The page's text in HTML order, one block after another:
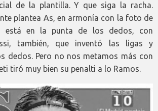
de la plantilla. Y que siga la racha.
plantea As, en armonía con la foto de
está en la punta de los dedos, con
también, que inventó las ligas y
dedos. Pero no nos metamos más con
tiró muy bien su penalti a lo Ramos.